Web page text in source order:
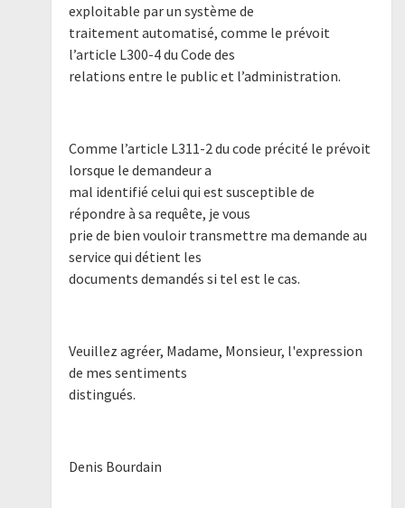
exploitable par un système de
traitement automatisé, comme le prévoit
l’article L300-4 du Code des
relations entre le public et l’administration.
Comme l’article L311-2 du code précité le prévoit
lorsque le demandeur a
mal identifié celui qui est susceptible de
répondre à sa requête, je vous
prie de bien vouloir transmettre ma demande au
service qui détient les
documents demandés si tel est le cas.
Veuillez agréer, Madame, Monsieur, l'expression
de mes sentiments
distingués.
Denis Bourdain